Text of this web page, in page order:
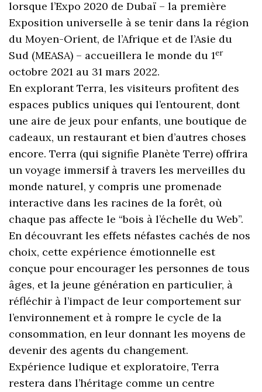
lorsque l’Expo 2020 de Dubaï – la première
Exposition universelle à se tenir dans la région
du Moyen-Orient, de l’Afrique et de l’Asie du
Sud (MEASA) – accueillera le monde du 1er
octobre 2021 au 31 mars 2022.
En explorant Terra, les visiteurs profitent des
espaces publics uniques qui l’entourent, dont
une aire de jeux pour enfants, une boutique de
cadeaux, un restaurant et bien d’autres choses
encore. Terra (qui signifie Planète Terre) offrira
un voyage immersif à travers les merveilles du
monde naturel, y compris une promenade
interactive dans les racines de la forêt, où
chaque pas affecte le “bois à l’échelle du Web”.
En découvrant les effets néfastes cachés de nos
choix, cette expérience émotionnelle est
conçue pour encourager les personnes de tous
âges, et la jeune génération en particulier, à
réfléchir à l’impact de leur comportement sur
l’environnement et à rompre le cycle de la
consommation, en leur donnant les moyens de
devenir des agents du changement.
Expérience ludique et exploratoire, Terra
restera dans l’héritage comme un centre